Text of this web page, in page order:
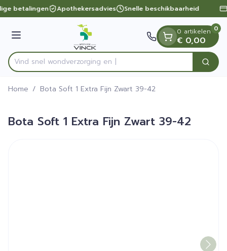
Ga naar de inhoud
1 van 1
betalingen Apothekersadvies Snelle beschikbaarheid
Menu
Product, merk, categorie...
Vind snel wondverzorg Zoek
0 artikelen
€ 0,00
0
Home / Bota Soft 1 Extra Fijn Zwart 39-42
Bota Soft 1 Extra Fijn Zwart 39-42